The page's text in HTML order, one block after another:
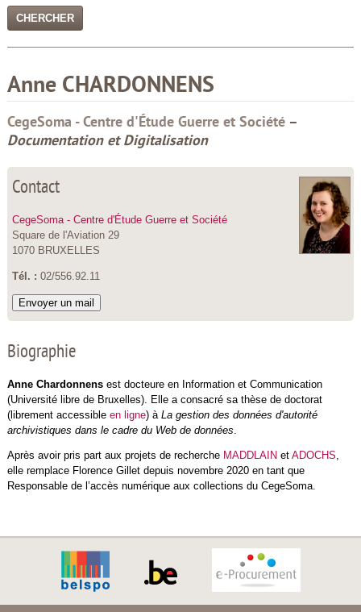
Anne CHARDONNENS
CegeSoma - Centre d'Étude Guerre et Société–
Documentation et Digitalisation
Contact
CegeSoma - Centre d'Étude Guerre et Société
Square de l'Aviation 29
1070 BRUXELLES
Tél. : 02/556.92.11
Envoyer un mail
Biographie
AnneChardonnens est docteure en Information et Communication
(Université libre de Bruxelles). Elle a consacré sa thèse de doctorat
(librement accessible en ligne) à La gestion des données d'autorité
archivistiques dans le cadre du Web de données
Après avoir pris part aux projets de recherche MADDLAIN et ADOCHS,
elle remplace Florence Gillet depuis novembre 2020 en tant que
Responsable de l’accès numérique aux collections du CegeSoma.